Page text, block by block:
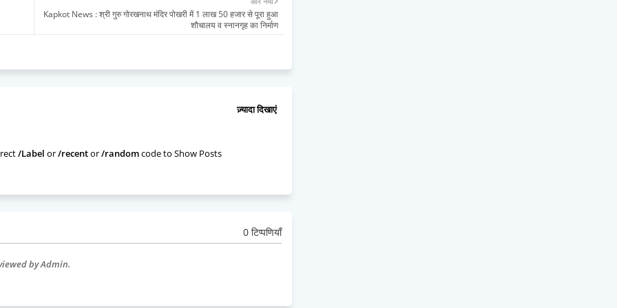
Kapkot News : श्री गुरु गोरखनाथ मंदिर पोखरी में 1 लाख 50 हजार से पूरा हुआ
शौचालय व स्नानगृह का निर्माण
ज़्यादा दिखाएं
/Label or/recentor/randomcode to Show Posts
0 टिप्पणियाँ
by Admin.